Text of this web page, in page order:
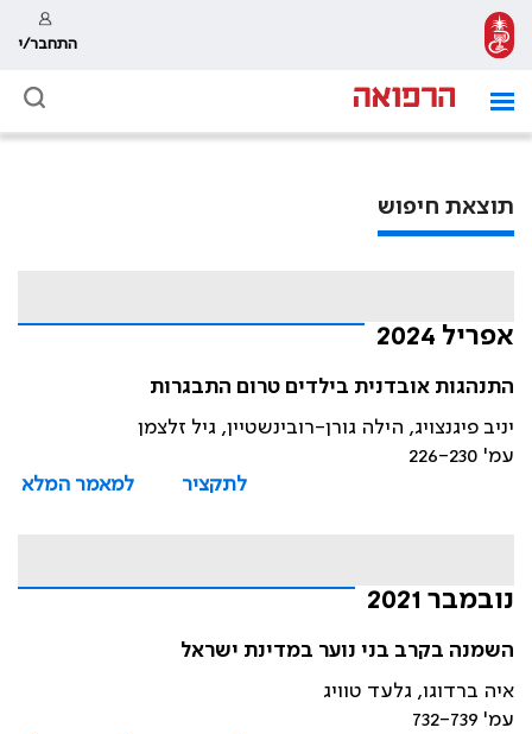
התחבר/י
תוצאת חיפוש
אפריל 2024
התנהגות אובדנית בילדים טרום התבגרות
יניב פיגנצויג, הילה גורן-רובינשטיין, גיל זלצמן
עמ' 226-230
לתקציר
למאמר המלא
נובמבר 2021
השמנה בקרב בני נוער במדינת ישראל
איה ברדוגו, גלעד טוויג
עמ' 732-739